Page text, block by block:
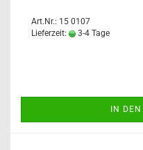
Art.Nr.: 15 0107
Lieferzeit:
3-4 Tage
IN